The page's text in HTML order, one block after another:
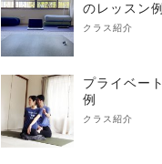
のレッスン例
クラス紹介
プライベー
例
クラス紹介